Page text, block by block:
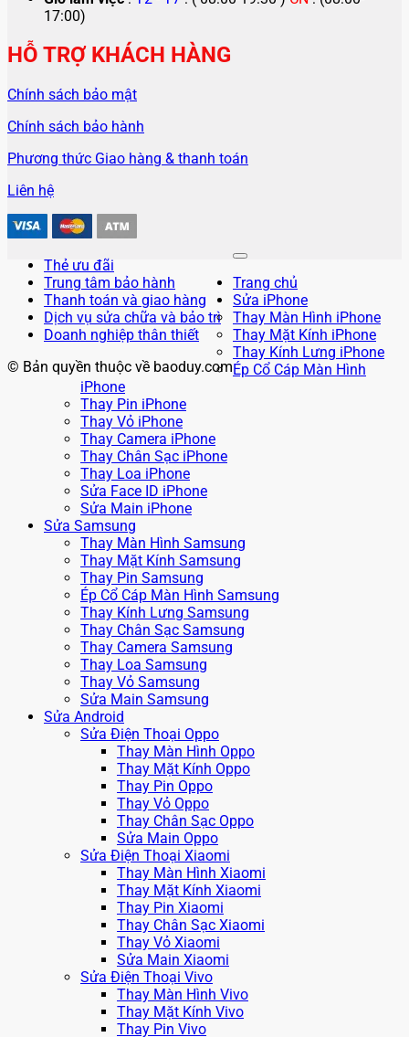
17:00)
HỖ TRỢ KHÁCH HÀNG
Chính sách bảo mật
Chính sách bảo hành
Phương thức Giao hàng & thanh toán
Liên hệ
Thẻ ưu đãi
Trung tâm bảo hành
Thanh toán và giao hàng
Dịch vụ sửa chữa và bảo trì
Doanh nghiệp thân thiết
© Bản quyền thuộc về baoduy.com
Trang chủ
Sửa iPhone
Thay Màn Hình iPhone
Thay Mặt Kính iPhone
Thay Kính Lưng iPhone
Ép Cổ Cáp Màn Hình
iPhone
Thay Pin iPhone
Thay Vỏ iPhone
Thay Camera iPhone
Thay Chân Sạc iPhone
Thay Loa iPhone
Sửa Face ID iPhone
Sửa Main iPhone
Sửa Samsung
Thay Màn Hình Samsung
Thay Mặt Kính Samsung
Thay Pin Samsung
Ép Cổ Cáp Màn Hình Samsung
Thay Kính Lưng Samsung
Thay Chân Sạc Samsung
Thay Camera Samsung
Thay Loa Samsung
Thay Vỏ Samsung
Sửa Main Samsung
Sửa Android
Sửa Điện Thoại Oppo
Thay Màn Hình Oppo
Thay Mặt Kính Oppo
Thay Pin Oppo
Thay Vỏ Oppo
Thay Chân Sạc Oppo
Sửa Main Oppo
Sửa Điện Thoại Xiaomi
Thay Màn Hình Xiaomi
Thay Mặt Kính Xiaomi
Thay Pin Xiaomi
Thay Chân Sạc Xiaomi
Thay Vỏ Xiaomi
Sửa Main Xiaomi
Sửa Điện Thoại Vivo
Thay Màn Hình Vivo
Thay Mặt Kính Vivo
Thay Pin Vivo